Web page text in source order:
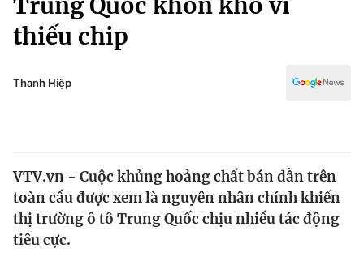
Xã hội
Pháp luật
Thế giới
Tin tức
Thế giới đó đây
Kinh tế
Truyền hình
Văn hóa - Giải trí
Công nghệ
thiếu chip
Thanh Hiệp
VTV.vn - Cuộc khủng hoảng chất bán dẫn trên
toàn cầu được xem là nguyên nhân chính khiến
thị trường ô tô Trung Quốc chịu nhiều tác động
tiêu cực.